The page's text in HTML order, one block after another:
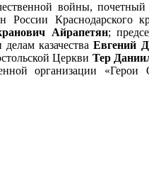
войны,
Краснодарского
Айрапетян;
казачестваЕвгений
Церкви Тер
организации «Герои